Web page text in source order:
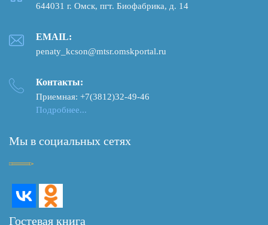
644031 г. Омск, пгт. Биофабрика, д. 14
EMAIL:
penaty_kcson@mtsr.omskportal.ru
Контакты:
Приемная: +7(3812)32-49-46
Подробнее...
Мы в социальных сетях
Гостевая книга